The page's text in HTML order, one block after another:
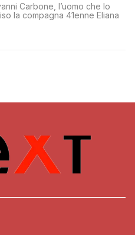
Carbone, l’uomo che lo
la compagna 41enne Eliana